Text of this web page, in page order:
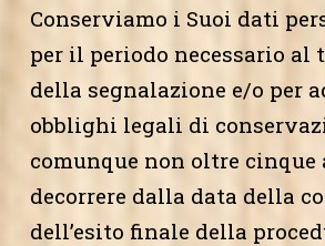
Conserviamo i Suoi dati
per il periodo necessario al
della segnalazione e/o per
obblighi legali di
comunque non oltre cinque
decorrere dalla data della
dell’esito finale della